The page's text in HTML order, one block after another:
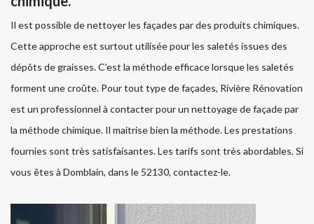
Il est possible de nettoyer les façades par des produits chimiques.
Cette approche est surtout utilisée pour les saletés issues des
dépôts de graisses. C’est la méthode efficace lorsque les saletés
forment une croûte. Pour tout type de façades, Rivière Rénovation
est un professionnel à contacter pour un nettoyage de façade par
la méthode chimique. Il maitrise bien la méthode. Les prestations
fournies sont très satisfaisantes. Les tarifs sont très abordables. Si
vous êtes à Domblain, dans le 52130, contactez-le.